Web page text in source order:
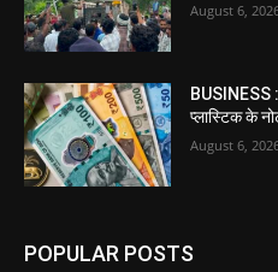
August 6,
BUSINESS
प्लास्टिक के
August 6,
POPULAR POSTS